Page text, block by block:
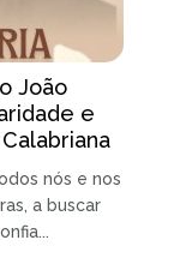
João
e
nós e nos
a buscar